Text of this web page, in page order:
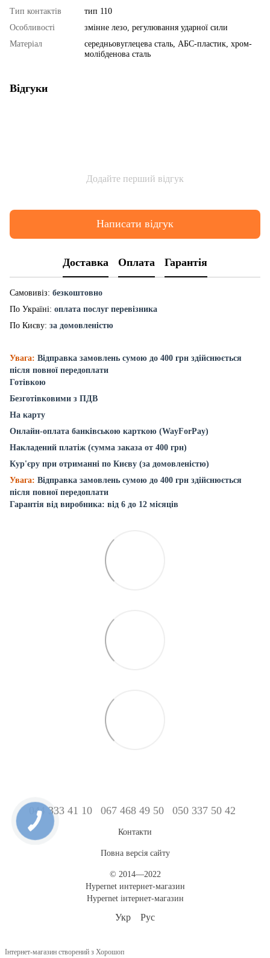
Тип контактів
тип 110
Особливості
змінне лезо, регулювання ударної сили
Матеріал
середньовуглецева сталь, АБС-пластик, хром-
молібденова сталь
Відгуки
Додайте перший відгук
Написати відгук
Доставка Оплата Гарантія
Самовивіз: безкоштовно
По Україні: оплата послуг перевізника
По Києву: за домовленістю
Увага: Відправка замовлень сумою до 400 грн здійснюється
після повної передоплати
Готівкою
Безготівковими з ПДВ
На карту
Онлайн-оплата банківською карткою (WayForPay)
Накладений платіж (сумма заказа от 400 грн)
Кур'єру при отриманні по Києву (за домовленістю)
Увага: Відправка замовлень сумою до 400 грн здійснюється
після повної передоплати
Гарантія від виробника: від 6 до 12 місяців
044 333 41 10 067 468 49 50 050 337 50 42
Контакти
Повна версія сайту
© 2014—2022
Hypernet интернет-магазин
Hypernet інтернет-магазин
Укр Рус
Інтернет-магазин створений з Хорошоп